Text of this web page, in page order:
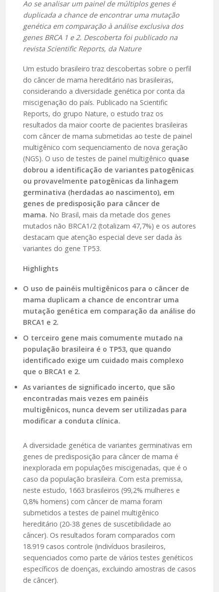
Ao se analisar um painel de múltiplos genes é
duplicada a chance de encontrar uma mutação
genética em comparação à análise exclusiva dos
genes BRCA 1 e 2. Descoberta foi publicado na
revista Scientific Reports, da Nature
Um estudo brasileiro traz descobertas sobre o perfil
do câncer de mama hereditário nas brasileiras,
considerando a diversidade genética por conta da
miscigenação do país. Publicado na Scientific
Reports, do grupo Nature, o estudo traz os
resultados da maior coorte de pacientes brasileiras
com câncer de mama submetidas ao teste de painel
multigênico com sequenciamento de nova geração
(NGS). O uso de testes de painel multigênico quase
dobrou a identificação de variantes patogênicas
ou provavelmente patogênicas da linhagem
germinativa (herdadas ao nascimento), em
genes de predisposição para câncer de
mama. No Brasil, mais da metade dos genes
mutados não BRCA1/2 (totalizam 47,7%) e os autores
destacam que atenção especial deve ser dada às
variantes do gene TP53.
Highlights
O uso de painéis multigênicos para o câncer de
mama duplicam a chance de encontrar uma
mutação genética em comparação da análise do
BRCA1 e 2.
O terceiro gene mais comumente mutado na
população brasileira é o TP53, que quando
identificado exige um cuidado mais complexo
que o BRCA1 e 2.
As variantes de significado incerto, que são
encontradas mais vezes em painéis
multigênicos, nunca devem ser utilizadas para
modificar a conduta clínica.
A diversidade genética de variantes germinativas em
genes de predisposição para câncer de mama é
inexplorada em populações miscigenadas, que é o
caso da população brasileira. Com esta premissa,
neste estudo, 1663 brasileiros (99,2% mulheres e
0,8% homens) com câncer de mama foram
submetidos a testes de painel multigênico
hereditário (20-38 genes de suscetibilidade ao
câncer). Os resultados foram comparados com
18.919 casos controle (indivíduos brasileiros,
sequenciados como parte de vários testes genéticos
específicos de doenças, excluindo amostras de casos
de câncer).